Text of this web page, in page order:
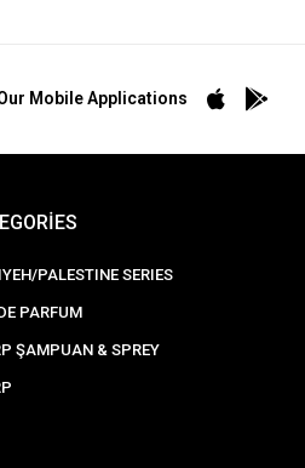
Mobile Applications
PALESTINE SERIES
PARFUM
ŞAMPUAN & SPREY